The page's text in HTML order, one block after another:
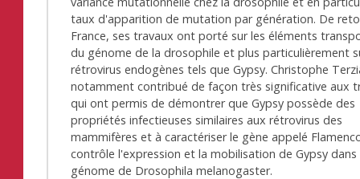
taux d'apparition de mutation par génération. De
France, ses travaux ont porté sur les éléments
du génome de la drosophile et plus particulièrement
rétrovirus endogènes tels que Gypsy. Christophe
notamment contribué de façon très significative aux
qui ont permis de démontrer que Gypsy possède des
propriétés infectieuses similaires aux rétrovirus des
mammifères et à caractériser le gène appelé
contrôle l'expression et la mobilisation de Gypsy dans
génome de Drosophila melanogaster.